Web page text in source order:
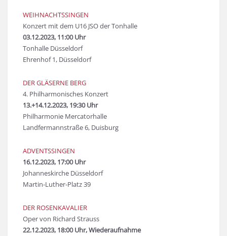
WEIHNACHTSSINGEN
Konzert mit dem U16 JSO der Tonhalle
03.12.2023, 11:00 Uhr
Tonhalle Düsseldorf
Ehrenhof 1, Düsseldorf
DER GLÄSERNE BERG
4. Philharmonisches Konzert
13.+14.12.2023, 19:30 Uhr
Philharmonie Mercatorhalle
Landfermannstraße 6, Duisburg
ADVENTSSINGEN
16.12.2023, 17:00 Uhr
Johanneskirche Düsseldorf
Martin-Luther-Platz 39
DER ROSENKAVALIER
Oper von Richard Strauss
22.12.2023, 18:00 Uhr, Wiederaufnahme